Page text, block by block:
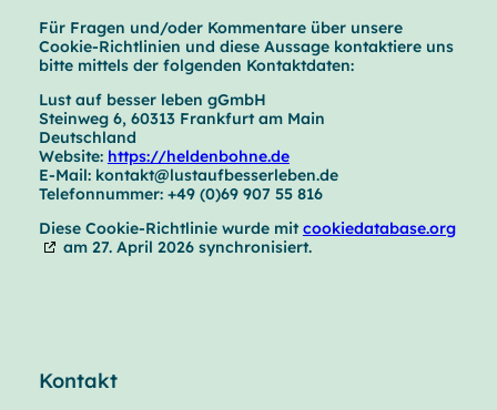
Für Fragen und/oder Kommentare über unsere
Cookie-Richtlinien und diese Aussage kontaktiere uns
bitte mittels der folgenden Kontaktdaten:
Lust auf besser leben gGmbH
Steinweg 6, 60313 Frankfurt am Main
Deutschland
Website: https://heldenbohne.de
E-Mail: kontakt@lustaufbesserleben.de
Telefonnummer: +49 (0)69 907 55 816
Diese Cookie-Richtlinie wurde mitcookiedatabase.org
am 27. April 2026 synchronisiert.
Kontakt